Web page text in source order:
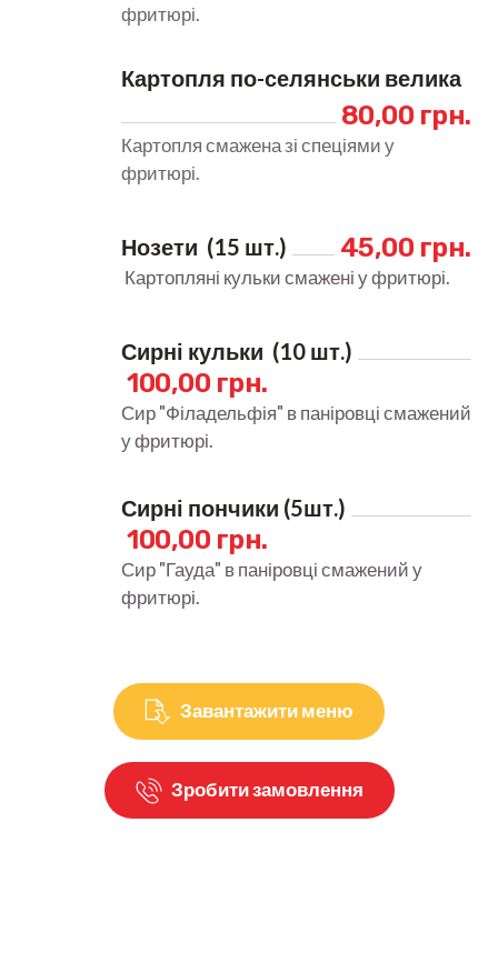
фритюрі.
Картопля по-селянськи велика
80,00 грн.
Картопля смажена зі спеціями у
фритюрі.
Нозети  (15 шт.) 45,00 грн.
Картопляні кульки смажені у фритюрі.
Сирні кульки  (10 шт.)
100,00 грн.
Сир "Філадельфія" в паніровці смажений
у фритюрі.
Сирні пончики (5шт.)
100,00 грн.
Сир "Гауда" в паніровці смажений у
фритюрі.
Завантажити меню
Зробити замовлення